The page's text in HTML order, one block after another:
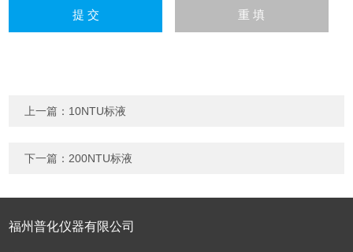
上一篇： 10NTU标液
下一篇： 200NTU标液
福州普化仪器有限公司